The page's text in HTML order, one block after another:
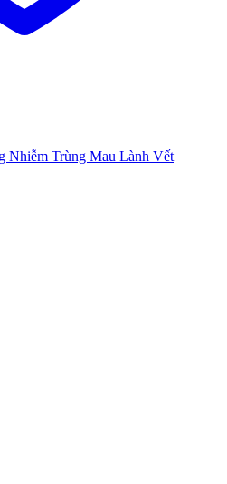
Nhiễm Trùng Mau Lành Vết